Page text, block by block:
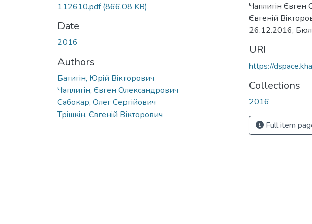
112610.pdf(866.08 KB)
Date
2016
Authors
Батигiн, Юрiй Вiкторович
Чаплигiн, Євген Олександрович
Сабокар, Олег Сергiйович
Трiшкiн, Євгенiй Вiкторович
Чаплигiн Євген
Євгенiй
26.12.2016,
URI
https://
Collections
2016
Full item